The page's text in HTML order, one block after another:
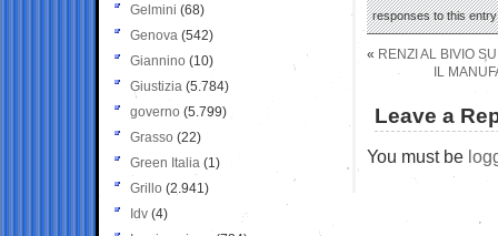
responses to this
« RENZI AL BIVIO
IL
Leave a
You must be
Gelmini (68)
Genova (542)
Giannino (10)
Giustizia (5.784)
governo (5.799)
Grasso (22)
Green Italia (1)
Grillo (2.941)
Idv (4)